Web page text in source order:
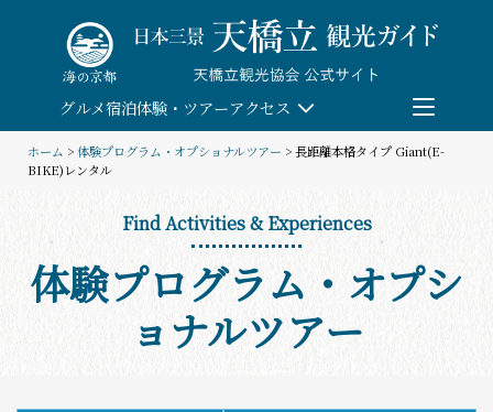
content
グルメ宿泊体験・ツアーアクセス
団体予約
教育/研修旅行
観る・遊ぶ
ホーム >体験プログラム・オプショナルツアー > 長距離本格タイプ Giant(E-
BIKE)レンタル
Find Activities & Experiences
体験プログラム・オプシ
ョナルツアー